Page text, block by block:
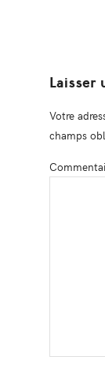
Laisser
Votre
champs